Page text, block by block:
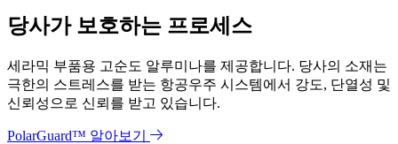
당사가 보호하는 프로세스
세라믹 부품용 고순도 알루미나를 제공합니다. 당사의 소재는
극한의 스트레스를 받는 항공우주 시스템에서 강도, 단열성 및
신뢰성으로 신뢰를 받고 있습니다.
PolarGuard™ 알아보기